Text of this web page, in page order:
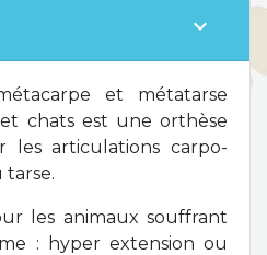
expand_more
et métatarse
chats est une orthèse
les articulations carpo-
les animaux souffrant
: hyper extension ou